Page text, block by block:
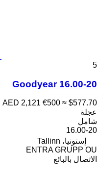
5
Goodyear 16.00-20
AED 2,121 €500 ≈ $577.70
عجلة
شامل
16.00-20
إستونيا، Tallinn
ENTRA GRUPP OU
الاتصال بالبائع